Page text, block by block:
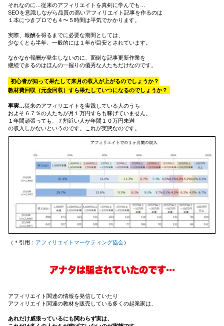
それなのに…従来のアフィリエイトを真剣に学んでも…
SEOを意識しながら品質の高いアフィリエイト記事を作るのは
１本につきプロでも４〜５時間は平気でかかります。
実際、報酬を得るまでに必要な期間としては、
少なくとも半年、一般的には１年が目安とされています。
なかなか報酬が発生しないのに、面倒な記事更新作業を
継続できるのはほんの一握りの優秀な人たちだけなのです。
初心者が知って果たして来月の収入が上がるのでしょうか？
教材費回収（元金回収）すら果たしていつになるのでしょうか？
事実…従来のアフィリエイトを実践している人のうち
およそ６７％の人たちが月１万円すらも稼げていません。
１年間頑張っても、７割近い人が年間１０万円未満
の収入しかないというのです。これが実態なのです。
（＊引用： アフィリエイトマーケティング協会）
アナタは騙されていたのです…
アフィリエイト関連の情報を発信していたり
アフィリエイト関連の教材を販売している多くの起業家は、
あれだけ威張っているにも関わらず実は、